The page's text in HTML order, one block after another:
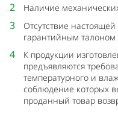
2 Наличие
3
Отсутствие
гарантийным талоном
4
К продукции
предъявляются
температурного и
соблюдение которых
проданный товар